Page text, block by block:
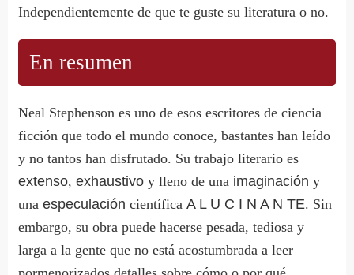
Independientemente de que te guste su literatura o no.
En resumen
Neal Stephenson es uno de esos escritores de ciencia
ficción que todo el mundo conoce, bastantes han leído
y no tantos han disfrutado. Su trabajo literario es
extenso,exhaustivo y lleno de una imaginación y
unaespeculación científicaA L U C I N A N TE. Sin
embargo, su obra puede hacerse pesada, tediosa y
larga a la gente que no está acostumbrada a leer